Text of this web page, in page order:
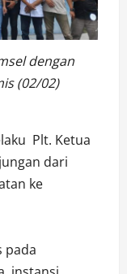
dengan
(02/02)
Plt. Ketua
dari
ke
pada